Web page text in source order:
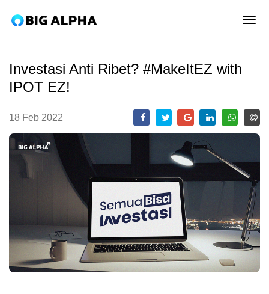
Investasi Anti Ribet? #MakeItEZ with
IPOT EZ!
18 Feb 2022